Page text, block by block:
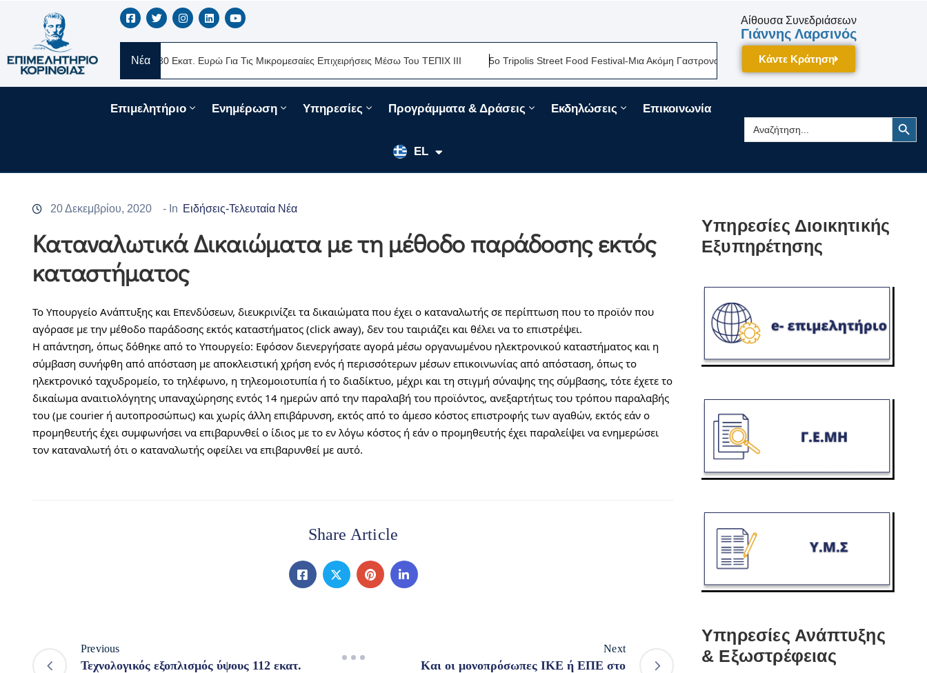
Νέα
Ελλάς Νέα Δάνεια 330 Εκατ. Ευρώ Για Τις Μικρομεσαίες Επιχειρήσεις Μέσω Του ΤΕΠΙΧ ΙΙΙ 5ο Tripolis Street Food Festival-Μια Ακόμη Γαστρονομική Γιορτή Της Πελοποννήσου Δίνει Ραντεβού Τον
Αίθουσα Συνεδριάσεων
Γιάννης Λαρσινός
Κάντε Κράτηση
Επιμελητήριο Ενημέρωση Υπηρεσίες Προγράμματα & Δράσεις Εκδηλώσεις Επικοινωνία
EL
EN
FR
Search
for:
Search Button
20 Δεκεμβρίου, 2020 - In Ειδήσεις-Τελευταία Νέα
Καταναλωτικά Δικαιώματα με τη μέθοδο παράδοσης εκτός
καταστήματος
Το Υπουργείο Ανάπτυξης και Επενδύσεων, διευκρινίζει τα δικαιώματα που έχει ο καταναλωτής σε περίπτωση που το προϊόν που
αγόρασε με την μέθοδο παράδοσης εκτός καταστήματος (click away), δεν του ταιριάζει και θέλει να το επιστρέψει.
Η απάντηση, όπως δόθηκε από το Υπουργείο: Εφόσον διενεργήσατε αγορά μέσω οργανωμένου ηλεκτρονικού καταστήματος και η
σύμβαση συνήφθη από απόσταση με αποκλειστική χρήση ενός ή περισσότερων μέσων επικοινωνίας από απόσταση, όπως το
ηλεκτρονικό ταχυδρομείο, το τηλέφωνο, η τηλεομοιοτυπία ή το διαδίκτυο, μέχρι και τη στιγμή σύναψης της σύμβασης, τότε έχετε το
δικαίωμα αναιτιολόγητης υπαναχώρησης εντός 14 ημερών από την παραλαβή του προϊόντος, ανεξαρτήτως του τρόπου παραλαβής
του (με courier ή αυτοπροσώπως) και χωρίς άλλη επιβάρυνση, εκτός από το άμεσο κόστος επιστροφής των αγαθών, εκτός εάν ο
προμηθευτής έχει συμφωνήσει να επιβαρυνθεί ο ίδιος με το εν λόγω κόστος ή εάν ο προμηθευτής έχει παραλείψει να ενημερώσει
τον καταναλωτή ότι ο καταναλωτής οφείλει να επιβαρυνθεί με αυτό.
Share Article
Previous
Τεχνολογικός εξοπλισμός ύψους 112 εκατ.
Next
Και οι μονοπρόσωπες ΙΚΕ ή ΕΠΕ στο
Υπηρεσίες Διοικητικής
Εξυπηρέτησης
Υπηρεσίες Ανάπτυξης
& Εξωστρέφειας